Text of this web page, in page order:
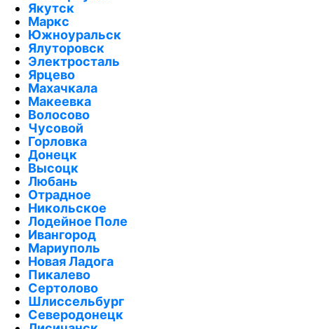
Якутск
Маркс
Южноуральск
Ялуторовск
Электросталь
Ярцево
Махачкала
Макеевка
Волосово
Чусовой
Горловка
Донецк
Высоцк
Любань
Отрадное
Никольское
Лодейное Поле
Ивангород
Мариуполь
Новая Ладога
Пикалево
Сертолово
Шлиссельбург
Северодонецк